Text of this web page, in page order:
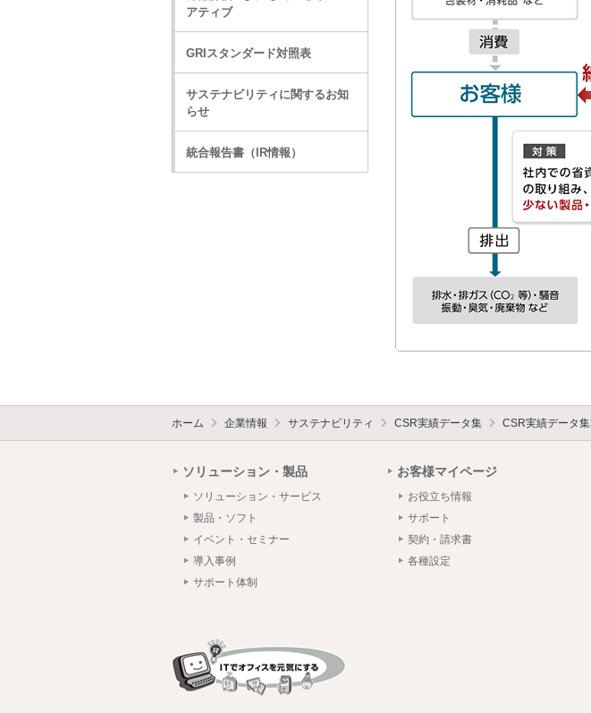
アティブ
GRIスタンダード対照表
サステナビリティに関するお知
らせ
統合報告書（IR情報）
ホーム 企業情報 サステナビリティ CSR実績データ集 CSR実績データ
ソリューション・製品
ソリューション・サービス
製品・ソフト
イベント・セミナー
導入事例
サポート体制
お客様マイページ
お役立ち情報
サポート
契約・請求書
各種設定